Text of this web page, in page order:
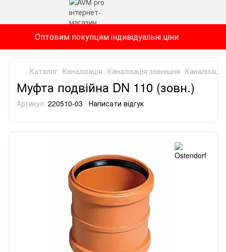
Оптовим покупцям індивідуальні ціни
Каталог Каналізація Каналізація зовнішня
Муфта подвійна DN 110 (зовн.)
Артикул: 220510-03 Написати відгук